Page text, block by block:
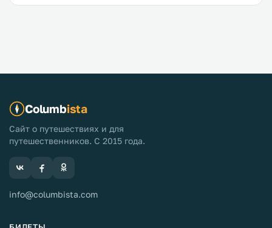
Columbista
Сайт о путешествиях и для
путешественников. С 2015 года.
info@columbista.com